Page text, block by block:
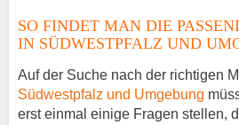
Gitarrenunterricht
Musiklehrer
Hinterweidenthal
SO FINDET MAN DIE
IN SÜDWESTPFALZ UND
Auf der Suche nach der richtigen
Südwestpfalz und Umgebung
erst einmal einige Fragen stellen,